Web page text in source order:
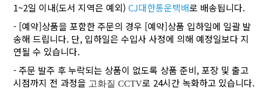
1~2일 이내(도서 지역은 예외)CJ대한통운택배로 배송됩니다.
- [예약]상품을 포함한 주문의 경우 [예약]상품 입하일에 일괄 발
송해 드립니다. 단, 입하일은 수입사 사정에 의해 예정일보다 지
연될 수 있습니다.
- 주문 발주 후 누락되는 상품이 없도록 상품 준비, 포장 및 출고
시점까지 전 과정을 고화질 CCTV로 24시간 녹화하고 있습니다.